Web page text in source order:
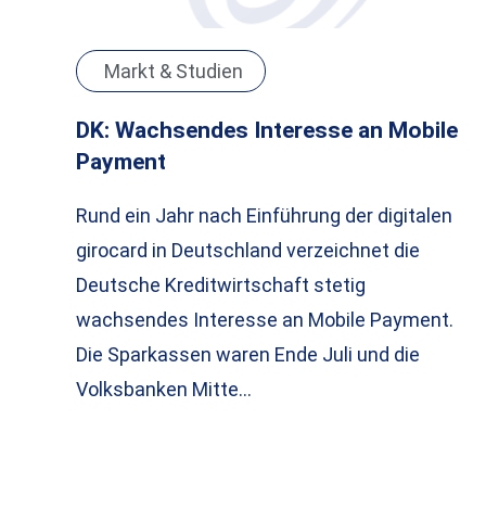
Markt & Studien
DK: Wachsendes Interesse an Mobile
Payment
Rund ein Jahr nach Einführung der digitalen
girocard in Deutschland verzeichnet die
Deutsche Kreditwirtschaft stetig
wachsendes Interesse an Mobile Payment.
Die Sparkassen waren Ende Juli und die
Volksbanken Mitte…